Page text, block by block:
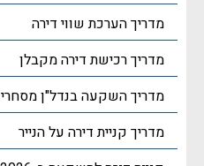
מדריך הערכת שווי דירה
מדריך רכישת דירה מקבלן
מדריך השקעה בנדל"ן מסחרי
מדריך קניית דירה על הנייר